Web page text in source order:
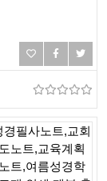
책자만들기,
백제본